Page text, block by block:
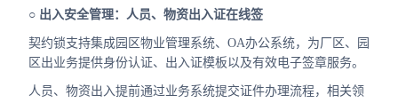
○ 出入安全管理：人员、物资出入证在线签
契约锁支持集成园区物业管理系统、OA办公系统，为厂区、园
区出业务提供身份认证、出入证模板以及有效电子签章服务。
人员、物资出入提前通过业务系统提交证件办理流程，相关领